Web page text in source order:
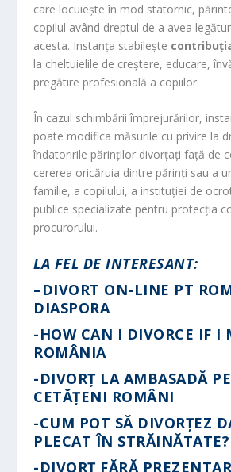
care locuieşte în mod statornic,
copilul având dreptul de a avea
acesta. Instanţa stabileşte
la cheltuielile de creştere, educare,
pregătire profesională a copiilor.
În cazul schimbării împrejurărilor,
poate modifica măsurile cu privire la
îndatoririle părinţilor divorţaţi faţă de
cererea oricăruia dintre părinţi sau a
familie, a copilului, a instituţiei de
publice specializate pentru protecţia
procurorului.
LA FEL DE INTERESANT:
–DIVORT ON-LINE PT
DIASPORA
-HOW CAN I DIVORCE IF I
ROMÂNIA
-DIVORȚ LA AMBASADĂ
CETĂȚENI ROMÂNI
-CUM POT SĂ DIVORȚEZ
PLECAT ÎN STRĂINĂTATE?
-DIVORȚ FĂRĂ